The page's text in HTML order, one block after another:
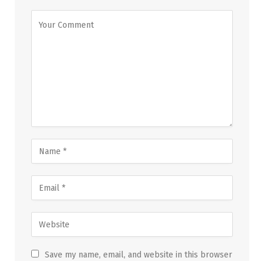
Save my name, email, and website in this browser